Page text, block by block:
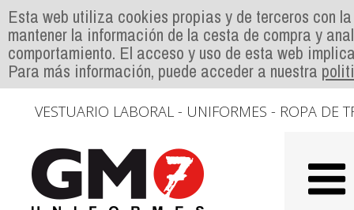
Esta web utiliza cookies propias y de terceros con
mantener la información de la cesta de compra y
comportamiento. El acceso y uso de esta web
Para más información, puede acceder a nuestra
VESTUARIO LABORAL - UNIFORMES - ROPA DE